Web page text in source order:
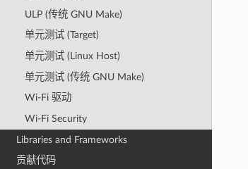
ULP (传统 GNU Make)
单元测试 (Target)
单元测试 (Linux Host)
单元测试 (传统 GNU Make)
Wi-Fi 驱动
Wi-Fi Security
Libraries and Frameworks
贡献代码